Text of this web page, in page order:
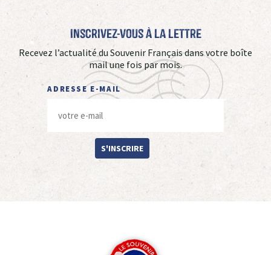
Inscrivez-vous à La Lettre
Recevez l’actualité du Souvenir Français dans votre boîte
mail une fois par mois.
ADRESSE E-MAIL
S'INSCRIRE